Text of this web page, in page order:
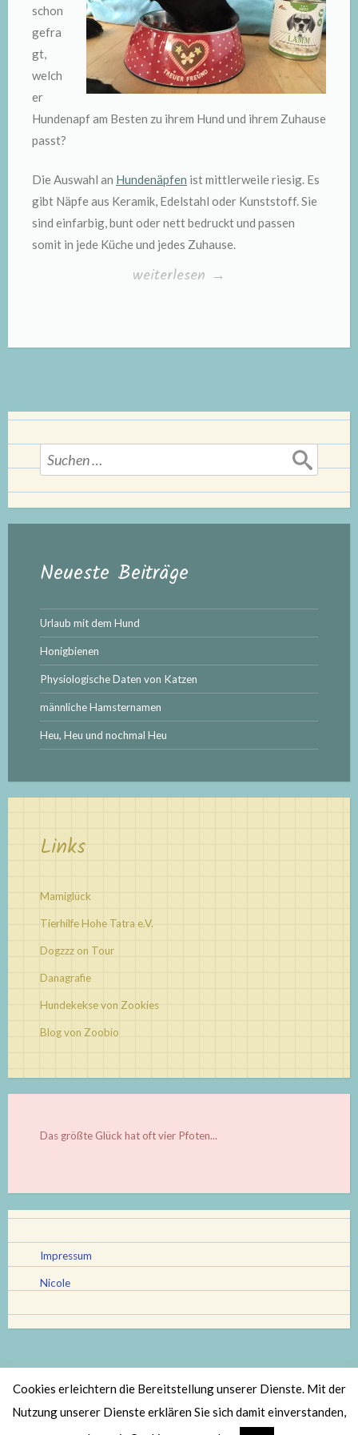
schon
gefra
gt,
welch
er
Hundenapf am Besten zu ihrem Hund und ihrem Zuhause
passt?
Die Auswahl an Hundenäpfen ist mittlerweile riesig. Es
gibt Näpfe aus Keramik, Edelstahl oder Kunststoff. Sie
sind einfarbig, bunt oder nett bedruckt und passen
somit in jede Küche und jedes Zuhause.
„Hundenäpfe“
weiterlesen →
Suchen
nach:
Neueste Beiträge
Urlaub mit dem Hund
Honigbienen
Physiologische Daten von Katzen
männliche Hamsternamen
Heu, Heu und nochmal Heu
Links
Mamiglück
Tierhilfe Hohe Tatra e.V.
Dogzzz on Tour
Danagrafie
Hundekekse von Zookies
Blog von Zoobio
Das größte Glück hat oft vier Pfoten...
Impressum
Nicole
Stolz bereitgestellt von WordPress |
Theme: Scratchpad von
Cookies erleichtern die Bereitstellung unserer Dienste. Mit der
Nutzung unserer Dienste erklären Sie sich damit einverstanden,